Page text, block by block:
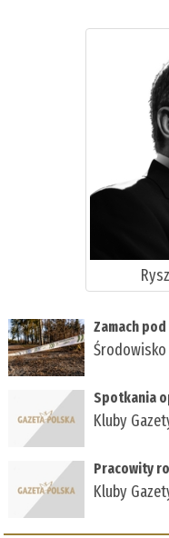
Zamach
Środowisko
Spotkania
Kluby
Pracowity
Kluby